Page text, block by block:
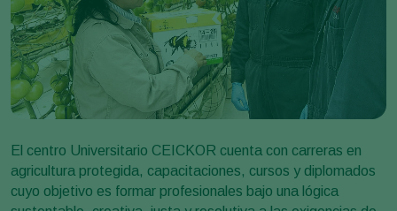
El centro Universitario CEICKOR cuenta con carreras en
agricultura protegida, capacitaciones, cursos y diplomados
cuyo objetivo es formar profesionales bajo una lógica